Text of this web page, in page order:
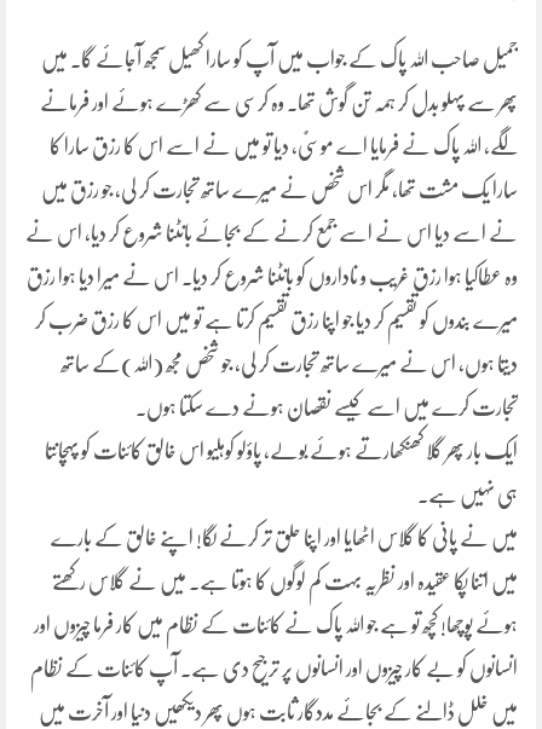
جمیل صاحب اللہ پاک کے جواب میں آپ کو سارا کھیل سمجھ آجائے گا۔ میں
پھر سے پہلو بدل کر ہمہ تن گوش تھا۔ وہ کرسی سے کھڑے ہوئے اور فرمانے
لگے، اللہ پاک نے فرمایا اے موسیٌٰ، دیا تو میں نے اسے اس کا رزق سارا کا
سارا یک مشت تھا، مگر اس شخص نے میرے ساتھ تجارت کر لی، جو رزق میں
نے اسے دیا اس نے اسے جمع کرنے کے بجائے بانٹنا شروع کر دیا، اس نے
وہ عطاکیا ہوا رزق غریب و ناداروں کو بانٹنا شروع کر دیا۔ اس نے میرا دیا ہوا رزق
میرے بندوں کو تقسیم کر دیا جو اپنا رزق تقسیم کرتا ہے تو میں اس کا رزق ضرب کر
دیتا ہوں، اس نے میرے ساتھ تجارت کر لی، جو شخص مجھ (اللہ)کے ساتھ
تجارت کرے میں اسے کیسے نقصان ہونے دے سکتا ہوں۔
ایک بار پھر گلا کھنکھارتے ہوئے بولے، پاؤلو کوہلیو اس خالق کائنات کو پہچانتا
ہی نہیں ہے۔
میں نے پانی کا گلاس اٹھایا اور اپنا حلق تر کرنے لگا! اپنے خالق کے بارے
میں اتنا پکا عقیدہ اور نظریہ بہت کم لوگوں کا ہوتا ہے۔ میں نے گلاس رکھتے
ہوئے پوچھا! کچھ تو ہے جو اللہ پاک نے کائنات کے نظام میں کار فرما چیزوں اور
انسانوں کو بے کار چیزوں اور انسانوں پر ترجیح دی ہے۔ آپ کائنات کے نظام
میں خلل ڈالنے کے بجائے مددگار ثابت ہوں پھر دیکھیں دنیا اور آخرت میں